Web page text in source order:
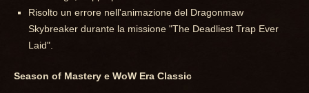
Risolto un errore nell'animazione del Dragonmaw
Skybreaker durante la missione "The Deadliest Trap Ever
Laid".
Season of Mastery e WoW Era Classic